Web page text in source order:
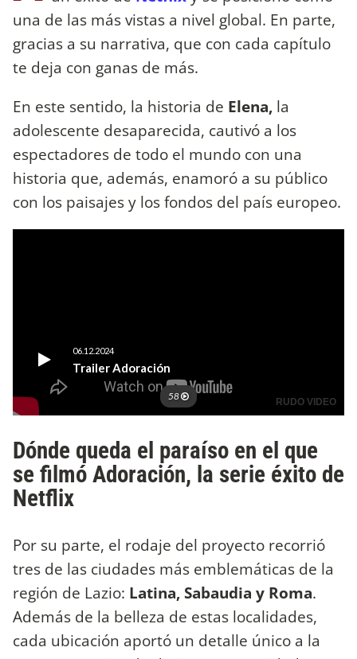
una de las más vistas a nivel global. En parte,
gracias a su narrativa, que con cada capítulo
te deja con ganas de más.
En este sentido, la historia de Elena, la
adolescente desaparecida, cautivó a los
espectadores de todo el mundo con una
historia que, además, enamoró a su público
con los paisajes y los fondos del país europeo.
Dónde queda el paraíso en el que
se filmó Adoración, la serie éxito de
Netflix
Por su parte, el rodaje del proyecto recorrió
tres de las ciudades más emblemáticas de la
región de Lazio: Latina, Sabaudia y Roma.
Además de la belleza de estas localidades,
cada ubicación aportó un detalle único a la